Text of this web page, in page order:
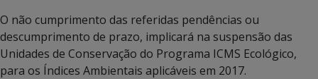
O não cumprimento das referidas pendências ou
descumprimento de prazo, implicará na suspensão das
Unidades de Conservação do Programa ICMS Ecológico,
para os Índices Ambientais aplicáveis em 2017.